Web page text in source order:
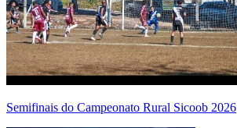
Semifinais do Campeonato Rural Sicoob 2026